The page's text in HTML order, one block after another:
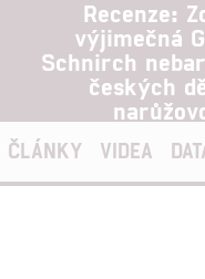
Recenze:
výjimečná
Schnirch
českých
ČLÁNKY VIDEA